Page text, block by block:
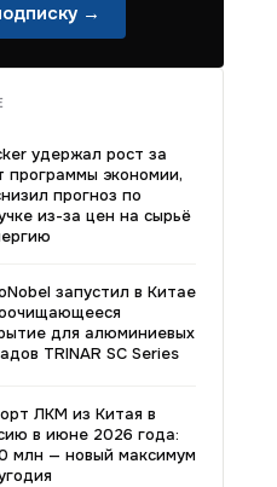
→
удержал рост за
программы экономии,
прогноз по
из-за цен на сырьё
запустил в Китае
для алюминиевых
TRINAR SC Series
ЛКМ из Китая в
в июне 2026 года:
млн — новый максимум